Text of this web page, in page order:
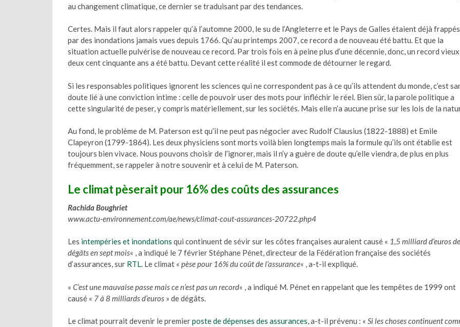
au changement climatique, ce dernier se traduisant par des tendances.
Certes. Mais il faut alors rappeler qu’à l’automne 2000, le su de l’Angleterre et le Pays de Galles étaient déjà frappés
par des inondations jamais vues depuis 1766. Qu’au printemps 2007, ce record a de nouveau été battu. Et que la
situation actuelle pulvérise de nouveau ce record. Par trois fois en à peine plus d’une décennie, donc, un record
deux cent cinquante ans a été battu. Devant cette réalité il est commode de détourner le regard.
Si les responsables politiques ignorent les sciences qui ne correspondent pas à ce qu’ils attendent du monde, c’est
doute lié à une conviction intime : celle de pouvoir user des mots pour infléchir le réel. Bien sûr, la parole politique a
cette singularité de peser, y compris matériellement, sur les sociétés. Mais elle n’a aucune prise sur les lois de la
Au fond, le problème de M. Paterson est qu’il ne peut pas négocier avec Rudolf Clausius (1822-1888) et Emile
Clapeyron (1799-1864). Les deux physiciens sont morts voilà bien longtemps mais la formule qu’ils ont établie est
toujours bien vivace. Nous pouvons choisir de l’ignorer, mais il n’y a guère de doute qu’elle viendra, de plus en plus
fréquemment, se rappeler à notre souvenir et à celui de M. Paterson.
Le climat pèserait pour 16% des coûts des assurances
Rachida Boughriet
www.actu-environnement.com/ae/news/climat-cout-assurances-20722.php4
Les intempéries et inondations qui continuent de sévir sur les côtes françaises auraient causé « 1,5 milliard d’euros de
dégâts en sept mois« , a indiqué le 7 février Stéphane Pénet, directeur de la Fédération française des sociétés
d’assurances, sur RTL. Le climat « pèse pour 16% du coût de l’assurance« , a-t-il expliqué.
« C’est une mauvaise passe mais ce n’est pas un record« , a indiqué M. Pénet en rappelant que les tempêtes de 1999 ont
causé « 7 à 8 milliards d’euros » de dégâts.
Le climat pourrait devenir le premierposte de dépenses des assurances, a-t-il prévenu : « Si les choses continuent